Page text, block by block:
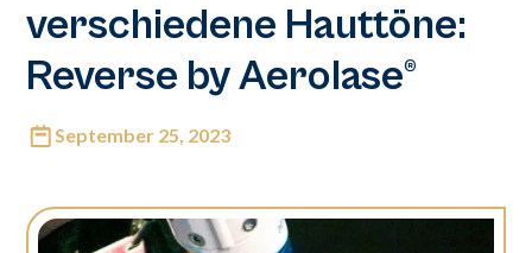
verschiedene Hauttöne:
Reverse by Aerolase®
September 25, 2023